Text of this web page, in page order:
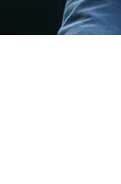
組みや活動を
ることが目的